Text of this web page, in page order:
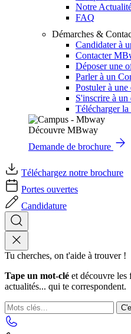
Notre
FAQ
Démarches &
Candidater à
Contacter
Déposer une
Parler à un
Postuler à
S'inscrire à un
Télécharger
Découvre MBway
Demande de brochure
Téléchargez notre brochure
Portes ouvertes
Candidature
Tu cherches, on t'aide à trouver !
Tape un mot-clé et découvre les
actualités... qui te correspondent.